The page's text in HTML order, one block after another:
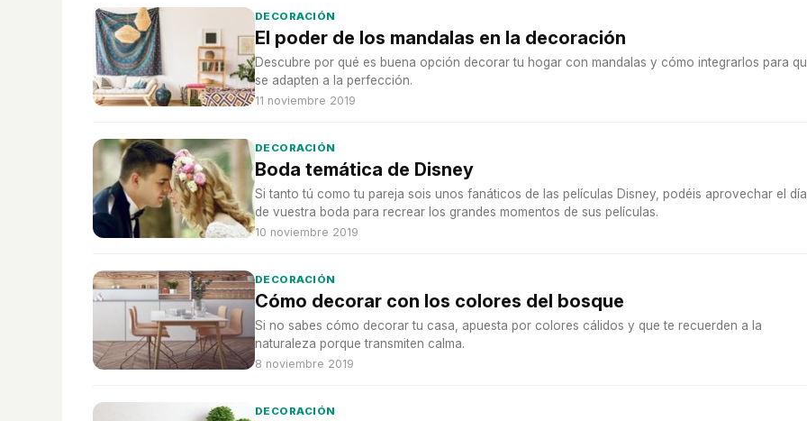
DECORACIÓN
El poder de los mandalas en la decoración
Descubre por qué es buena opción decorar tu hogar con mandalas y cómo integrarlos para
se adapten a la perfección.
11 noviembre 2019
DECORACIÓN
Boda temática de Disney
Si tanto tú como tu pareja sois unos fanáticos de las películas Disney, podéis aprovechar el día
de vuestra boda para recrear los grandes momentos de sus películas.
10 noviembre 2019
DECORACIÓN
Cómo decorar con los colores del bosque
Si no sabes cómo decorar tu casa, apuesta por colores cálidos y que te recuerden a la
naturaleza porque transmiten calma.
8 noviembre 2019
DECORACIÓN